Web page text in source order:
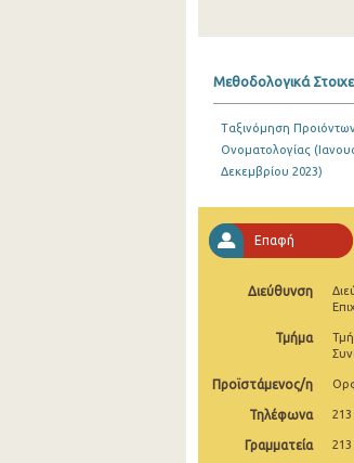
Αυγούστου
Ιουλίου 2025
Απριλίου 2025
Μαρτίου 2025
Ιανουαρίου
Δεκεμβρίου
Μεθοδολογικά
Ταξινόμηση
Ονοματολογίας
Δεκεμβρίου 2023)
Επαφή
Διεύθυνση
Τμήμα
Προϊστάμενος/η
Τηλέφωνα 213
Γραμματεία 213